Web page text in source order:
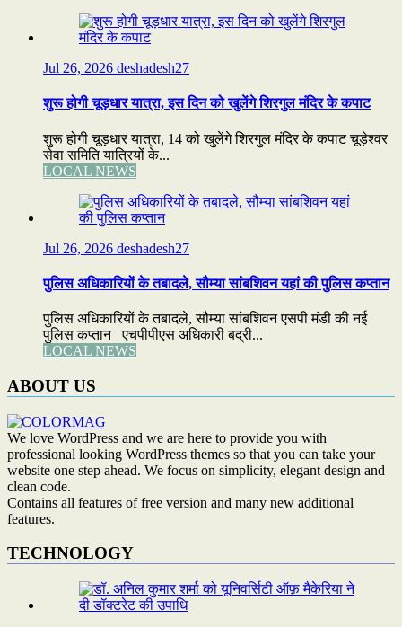
Jul 26, 2026 deshadesh27
शुरू होगी चूड़धार यात्रा, इस दिन को खुलेंगे शिरगुल मंदिर के कपाट
शुरू होगी चूड़धार यात्रा, 14 को खुलेंगे शिरगुल मंदिर के कपाट चूड़ेश्वर
सेवा समिति यात्रियों के...
LOCAL NEWS
Jul 26, 2026 deshadesh27
पुलिस अधिकारियों के तबादले, सौम्या सांबशिवन यहां की पुलिस कप्तान
पुलिस अधिकारियों के तबादले, सौम्या सांबशिवन एसपी मंडी की नई
पुलिस कप्तान एचपीपीएस अधिकारी बद्री...
LOCAL NEWS
ABOUT US
We love WordPress and we are here to provide you with
professional looking WordPress themes so that you can take your
website one step ahead. We focus on simplicity, elegant design and
clean code.
Contains all features of free version and many new additional
features.
TECHNOLOGY